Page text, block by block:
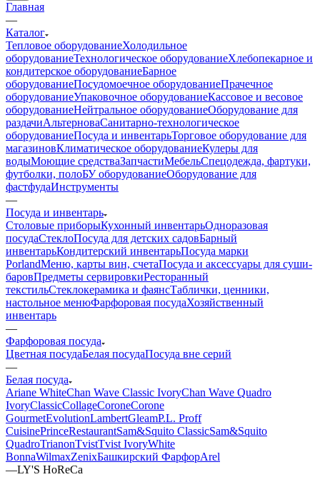
Главная
—
Каталог
Тепловое оборудованиеХолодильное
оборудованиеТехнологическое оборудованиеХлебопекарное и
кондитерское оборудованиеБарное
оборудованиеПосудомоечное оборудованиеПрачечное
оборудованиеУпаковочное оборудованиеКассовое и весовое
оборудованиеНейтральное оборудованиеОборудование для
раздачиАльтерноваСанитарно-технологическое
оборудованиеПосуда и инвентарьТорговое оборудование для
магазиновКлиматическое оборудованиеКулеры для
водыМоющие средстваЗапчастиМебельСпецодежда, фартуки,
футболки, полоБУ оборудованиеОборудование для
фастфудаИнструменты
—
Посуда и инвентарь
Столовые приборыКухонный инвентарьОдноразовая
посудаСтеклоПосуда для детских садовБарный
инвентарьКондитерский инвентарьПосуда марки
PorlandМеню, карты вин, счетаПосуда и аксессуары для суши-
баровПредметы сервировкиРесторанный
текстильСтеклокерамика и фаянсТаблички, ценники,
настольное менюФарфоровая посудаХозяйственный
инвентарь
—
Фарфоровая посуда
Цветная посудаБелая посудаПосуда вне серий
—
Белая посуда
Ariane WhiteChan Wave Classic IvoryChan Wave Quadro
IvoryClassicCollageCoroneCorone
GourmetEvolutionLambertGleamP.L. Proff
CuisinePrinceRestaurantSam&Squito ClassicSam&Squito
QuadroTrianonTvistTvist IvoryWhite
BonnaWilmaxZenixБашкирский ФарфорArel
—LY'S HoReCa